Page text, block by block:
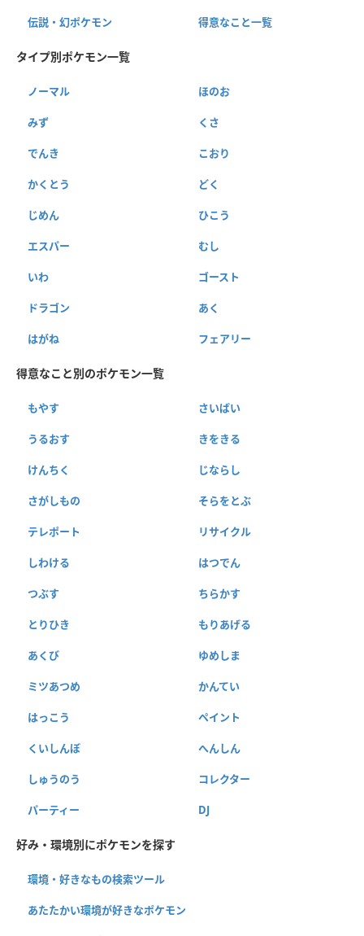
伝説・幻ポケモン 得意なこと一覧
タイプ別ポケモン一覧
ノーマル ほのお
みず くさ
でんき こおり
かくとう どく
じめん ひこう
エスパー むし
いわ ゴースト
ドラゴン あく
はがね フェアリー
得意なこと別のポケモン一覧
もやす さいばい
うるおす きをきる
けんちく じならし
さがしもの そらをとぶ
テレポート リサイクル
しわける はつでん
つぶす ちらかす
とりひき もりあげる
あくび ゆめしま
ミツあつめ かんてい
はっこう ペイント
くいしんぼ へんしん
しゅうのう コレクター
パーティー DJ
好み・環境別にポケモンを探す
環境・好きなもの検索ツール
あたたかい環境が好きなポケモン